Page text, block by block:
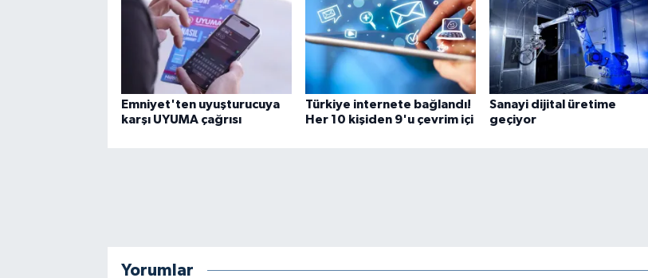
Emniyet'ten uyuşturucuya
karşı UYUMA çağrısı
Türkiye internete bağlandı!
Her 10 kişiden 9'u çevrim içi
Sanayi dijital üretime
geçiyor
Yorumlar